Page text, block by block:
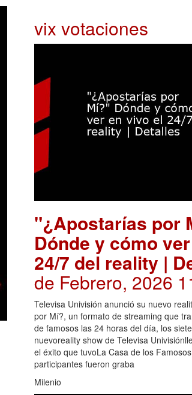
vix votaciones
"¿Apostarías por
Dónde y cómo
24/7 del reality |
de Febrero, 2026
Televisa Univisión anunció su nuevo
por Mí?, un formato de streaming que
de famosos las 24 horas del día, los
nuevoreality show de Televisa
el éxito que tuvoLa Casa de los
participantes fueron graba
Milenio